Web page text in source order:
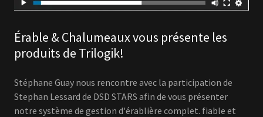
Érable & Chalumeaux vous présente les
produits de Trilogik!
Stéphane Guay nous rencontre avec la participation de
Stephan Lessard de DSD STARS afin de vous présenter
notre système de gestion d'érablière complet. fiable et